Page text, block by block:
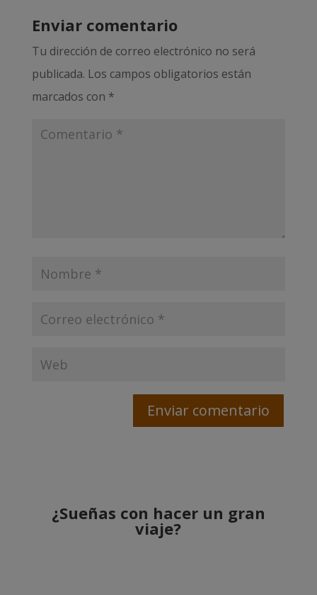
Enviar comentario
Tu dirección de correo electrónico no será
publicada. Los campos obligatorios están
marcados con *
¿Sueñas con hacer un gran
viaje?